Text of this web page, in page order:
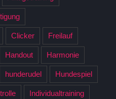
Clicker Freilauf
Handout Harmonie
hunderudel Hundespiel
Individualtraining